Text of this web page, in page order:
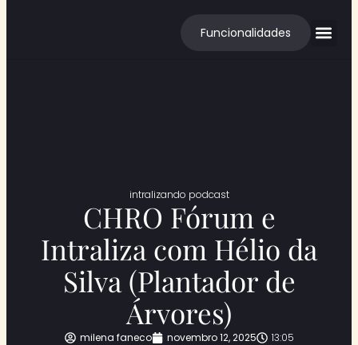
Funcionalidades
intralizando podcast
CHRO Fórum e
Intraliza com Hélio da
Silva (Plantador de
Árvores)
milena faneco novembro 12, 2025 13:05